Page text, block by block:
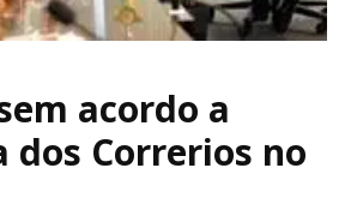
acordo a
dos Correrios no